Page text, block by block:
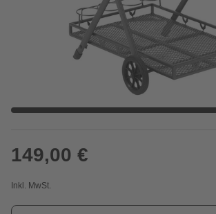
149,00 €
Inkl. MwSt.